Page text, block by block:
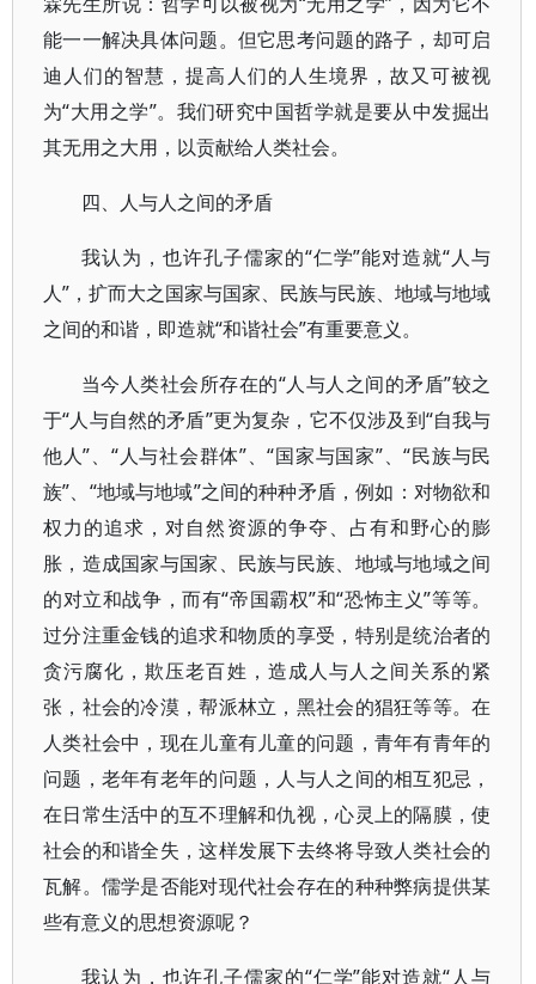
能一一解决具体问题。但它思考问题的路子，却可启
迪人们的智慧，提高人们的人生境界，故又可被视
为“大用之学”。我们研究中国哲学就是要从中发掘出
其无用之大用，以贡献给人类社会。
四、人与人之间的矛盾
我认为，也许孔子儒家的“仁学”能对造就“人与
人”，扩而大之国家与国家、民族与民族、地域与地域
之间的和谐，即造就“和谐社会”有重要意义。
当今人类社会所存在的“人与人之间的矛盾”较之
于“人与自然的矛盾”更为复杂，它不仅涉及到“自我与
他人”、“人与社会群体”、“国家与国家”、“民族与民
族”、“地域与地域”之间的种种矛盾，例如：对物欲和
权力的追求，对自然资源的争夺、占有和野心的膨
胀，造成国家与国家、民族与民族、地域与地域之间
的对立和战争，而有“帝国霸权”和“恐怖主义”等等。
过分注重金钱的追求和物质的享受，特别是统治者的
贪污腐化，欺压老百姓，造成人与人之间关系的紧
张，社会的冷漠，帮派林立，黑社会的猖狂等等。在
人类社会中，现在儿童有儿童的问题，青年有青年的
问题，老年有老年的问题，人与人之间的相互犯忌，
在日常生活中的互不理解和仇视，心灵上的隔膜，使
社会的和谐全失，这样发展下去终将导致人类社会的
瓦解。儒学是否能对现代社会存在的种种弊病提供某
些有意义的思想资源呢？
我认为，也许孔子儒家的“仁学”能对造就“人与